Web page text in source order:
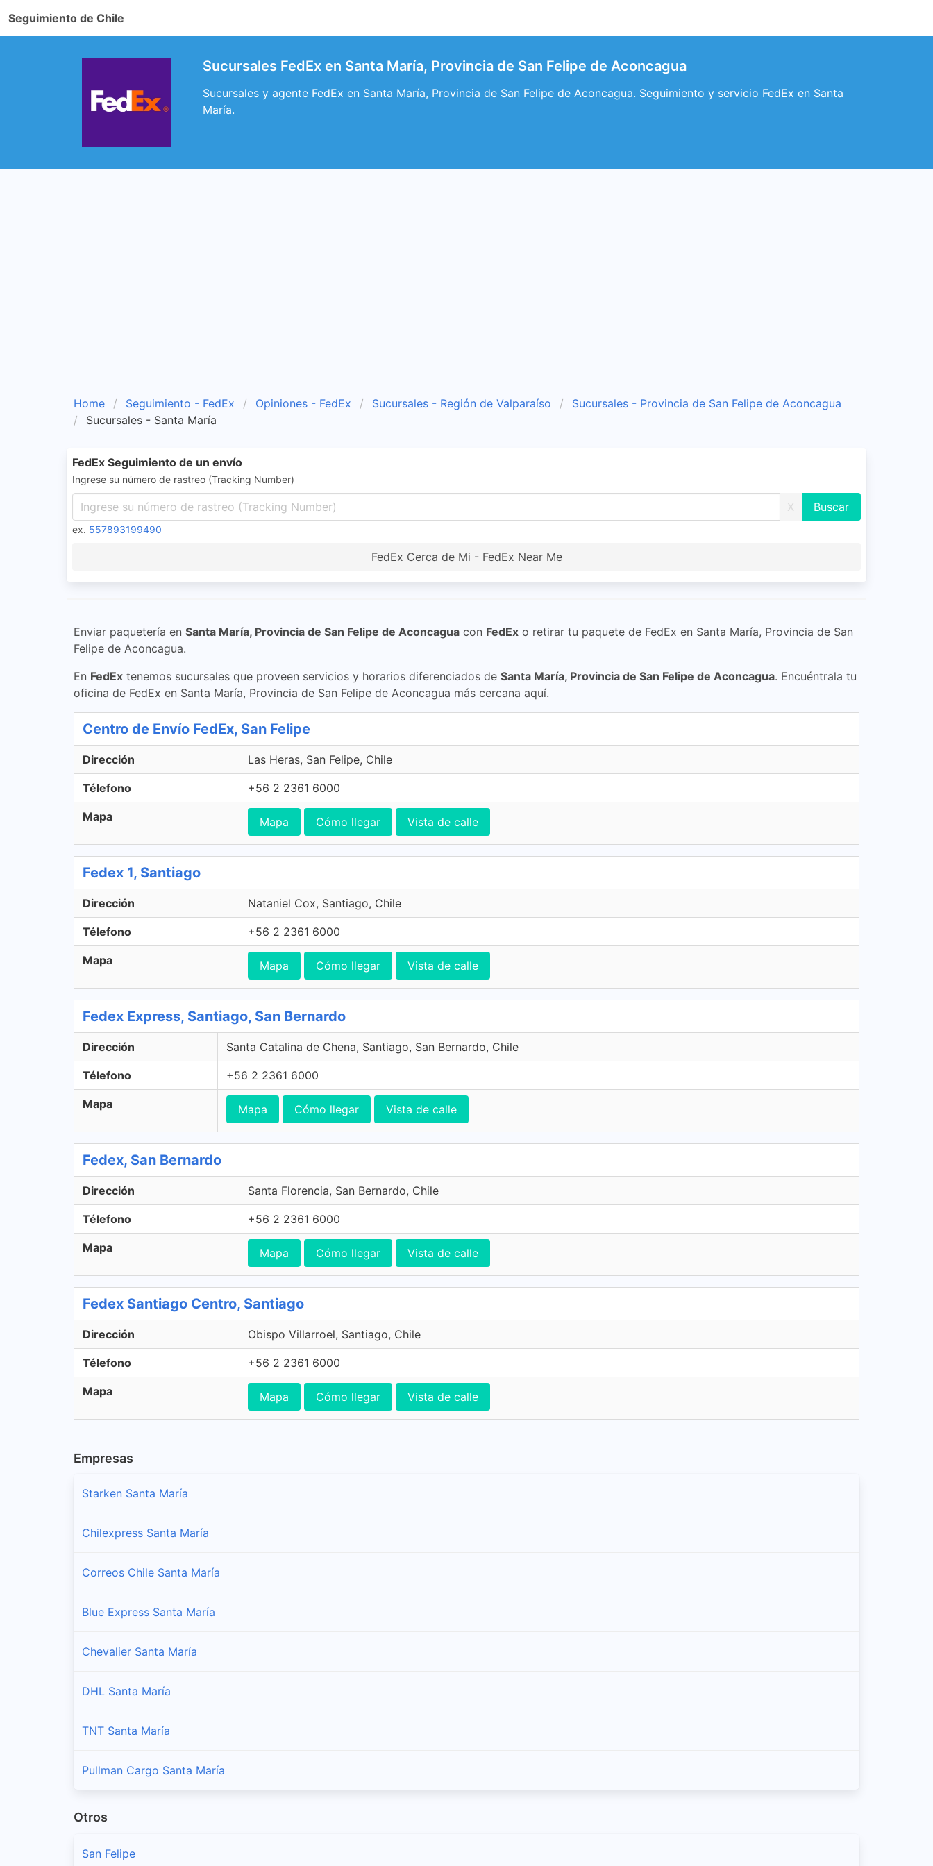
Seguimiento de Chile
Sucursales FedEx en Santa María, Provincia de San Felipe de Aconcagua
Sucursales y agente FedEx en Santa María, Provincia de San Felipe de Aconcagua. Seguimiento y servicio FedEx en Santa
María.
Home Seguimiento - FedEx Opiniones - FedEx Sucursales - Región de Valparaíso
Sucursales - Provincia de San Felipe de Aconcagua
Sucursales - Santa María
FedEx Seguimiento de un envío
Ingrese su número de rastreo (Tracking Number)
X
ex. 557893199490
FedEx Cerca de Mi - FedEx Near Me
Enviar paquetería en Santa María, Provincia de San Felipe de Aconcagua con FedEx o retirar tu paquete de FedEx en Santa María, Provincia de San
Felipe de Aconcagua.
En FedEx tenemos sucursales que proveen servicios y horarios diferenciados de Santa María, Provincia de San Felipe de Aconcagua. Encuéntrala tu
oficina de FedEx en Santa María, Provincia de San Felipe de Aconcagua más cercana aquí.
Centro de Envío FedEx, San Felipe
Dirección Las Heras, San Felipe, Chile
Télefono +56 2 2361 6000
Mapa Mapa Cómo llegar Vista de calle
Fedex 1, Santiago
Dirección Nataniel Cox, Santiago, Chile
Télefono +56 2 2361 6000
Mapa Mapa Cómo llegar Vista de calle
Fedex Express, Santiago, San Bernardo
Dirección Santa Catalina de Chena, Santiago, San Bernardo, Chile
Télefono +56 2 2361 6000
Mapa Mapa Cómo llegar Vista de calle
Fedex, San Bernardo
Dirección Santa Florencia, San Bernardo, Chile
Télefono +56 2 2361 6000
Mapa Mapa Cómo llegar Vista de calle
Fedex Santiago Centro, Santiago
Dirección Obispo Villarroel, Santiago, Chile
Télefono +56 2 2361 6000
Mapa Mapa Cómo llegar Vista de calle
Empresas
Starken Santa María
Chilexpress Santa María
Correos Chile Santa María
Blue Express Santa María
Chevalier Santa María
DHL Santa María
TNT Santa María
Pullman Cargo Santa María
Otros
San Felipe